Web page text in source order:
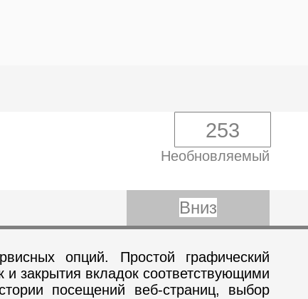
Необновляемый
253
Вниз
опций. Простой графический
и закрытия вкладок соответствующими
посещений веб-страниц, выбор